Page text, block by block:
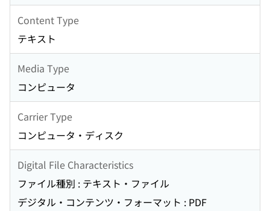
Content Type
テキスト
Media Type
コンピュータ
Carrier Type
コンピュータ・ディスク
Digital File Characteristics
ファイル種別 : テキスト・ファイル
デジタル・コンテンツ・フォーマット : PDF